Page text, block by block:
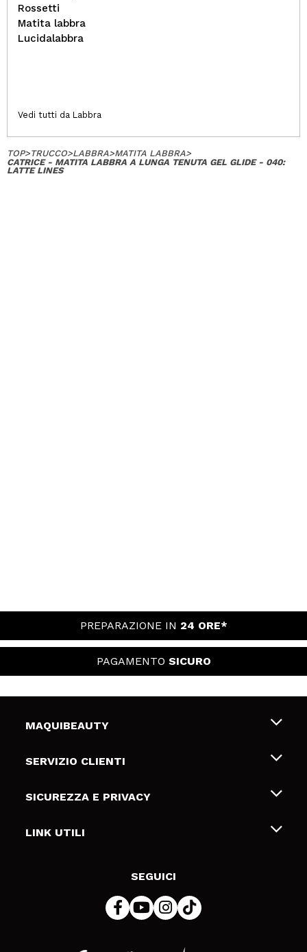
Rossetti
Matita labbra
Lucidalabbra
Vedi tutti da Labbra
TOP>TRUCCO>LABBRA>MATITA LABBRA>
CATRICE - MATITA LABBRA A LUNGA TENUTA GEL GLIDE - 040:
LATTE LINES
PREPARAZIONE IN 24 ORE*
PAGAMENTO SICURO
MAQUIBEAUTY
Chi siamo
Gift Cards
SERVIZIO CLIENTI
Spedizioni & Resi
Metodi di pagamamento
SICUREZZA E PRIVACY
Termini e condizioni
LINK UTILI
SEGUICI